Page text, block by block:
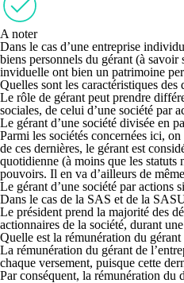
A noter
Dans le cas d’une entreprise
biens personnels du gérant (à
inviduelle ont bien un patrimoine
Quelles sont les caractéristiques des
Le rôle de gérant peut prendre
sociales, de celui d’une société par
Le gérant d’une société divisée en
Parmi les sociétés concernées ici,
de ces dernières, le gérant est
quotidienne (à moins que les statuts
pouvoirs. Il en va d’ailleurs de
Le gérant d’une société par actions
Dans le cas de la SAS et de la
Le président prend la majorité des
actionnaires de la société, durant
Quelle est la rémunération du gérant
La rémunération du gérant de
chaque versement, puisque cette
Par conséquent, la rémunération du